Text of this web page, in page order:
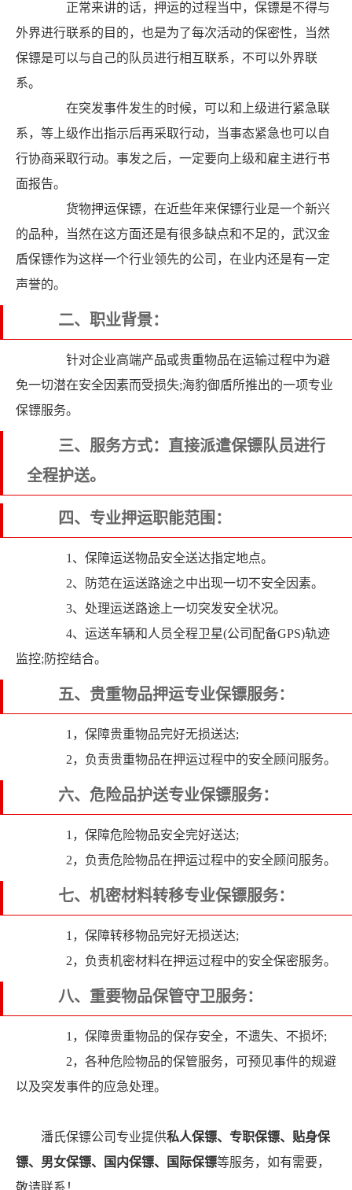
正常来讲的话，押运的过程当中，保镖是不得与
外界进行联系的目的，也是为了每次活动的保密性，当然
保镖是可以与自己的队员进行相互联系，不可以外界联
系。
在突发事件发生的时候，可以和上级进行紧急联
系，等上级作出指示后再采取行动，当事态紧急也可以自
行协商采取行动。事发之后，一定要向上级和雇主进行书
面报告。
货物押运保镖，在近些年来保镖行业是一个新兴
的品种，当然在这方面还是有很多缺点和不足的，武汉金
盾保镖作为这样一个行业领先的公司，在业内还是有一定
声誉的。
二、职业背景：
针对企业高端产品或贵重物品在运输过程中为避
免一切潜在安全因素而受损失;海豹御盾所推出的一项专业
保镖服务。
三、服务方式：直接派遣保镖队员进行
全程护送。
四、专业押运职能范围：
1、保障运送物品安全送达指定地点。
2、防范在运送路途之中出现一切不安全因素。
3、处理运送路途上一切突发安全状况。
4、运送车辆和人员全程卫星(公司配备GPS)轨迹
监控;防控结合。
五、贵重物品押运专业保镖服务：
1，保障贵重物品完好无损送达;
2，负责贵重物品在押运过程中的安全顾问服务。
六、危险品护送专业保镖服务：
1，保障危险物品安全完好送达;
2，负责危险物品在押运过程中的安全顾问服务。
七、机密材料转移专业保镖服务：
1，保障转移物品完好无损送达;
2，负责机密材料在押运过程中的安全保密服务。
八、重要物品保管守卫服务：
1，保障贵重物品的保存安全，不遗失、不损坏;
2，各种危险物品的保管服务，可预见事件的规避
以及突发事件的应急处理。
潘氏保镖公司专业提供私人保镖、专职保镖、贴身保
镖、男女保镖、国内保镖、国际保镖等服务，如有需要，
敬请联系！